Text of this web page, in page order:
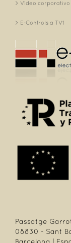
Vídeo corporativo
E-Controls a TV1
Passatge
08830 - Sant